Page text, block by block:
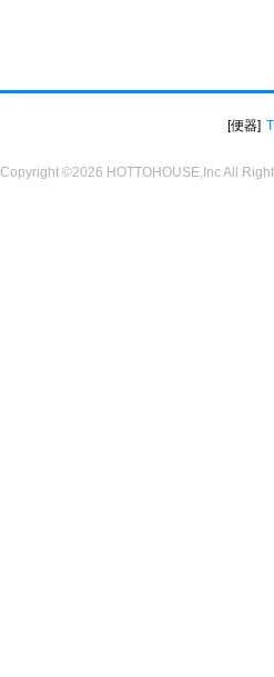
便器
Copyright ©2026 HOTTOHOUSE,Inc All